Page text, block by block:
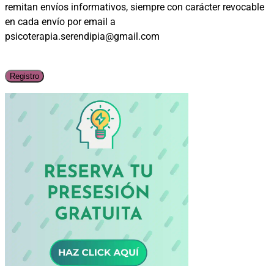
remitan envíos informativos, siempre con carácter revocable
en cada envío por email a
psicoterapia.serendipia@gmail.com